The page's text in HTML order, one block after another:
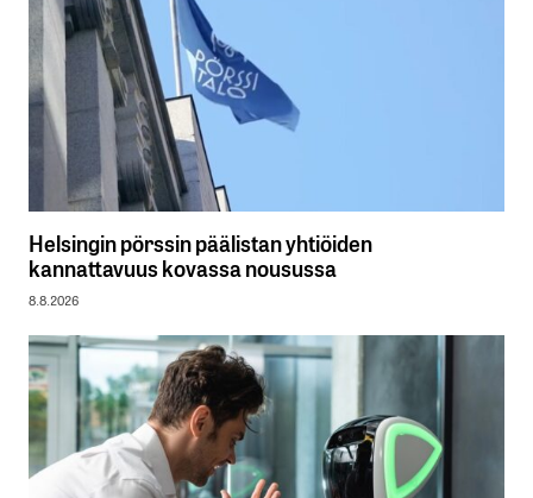
Helsingin pörssin päälistan yhtiöiden
kannattavuus kovassa nousussa
8.8.2026